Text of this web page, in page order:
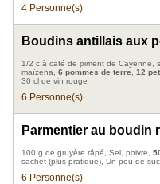
4 Personne(s)
Boudins antillais aux
1/2 c.à café de piment de Cayenne,
maïzena, 6 pommes de terre 12
30 cl de vin rouge
6 Personne(s)
Parmentier au boudin
100 g de gruyère râpé, Sel, poivre,
sachet (plus pratique), Un peu de
6 Personne(s)